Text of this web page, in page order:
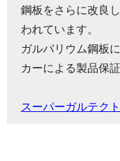
鋼板をさらに改良
われています。
ガルバリウム鋼板
カーによる製品保
スーパーガルテク